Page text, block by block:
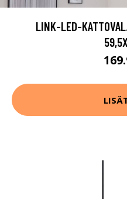
LINK-LED-